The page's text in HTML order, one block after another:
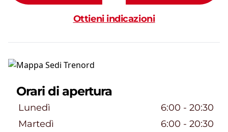
Ottieni indicazioni
Orari di apertura
Giorni della settimana
Lunedì 6:00 - 20:30
Martedì
6:00 - 20:30